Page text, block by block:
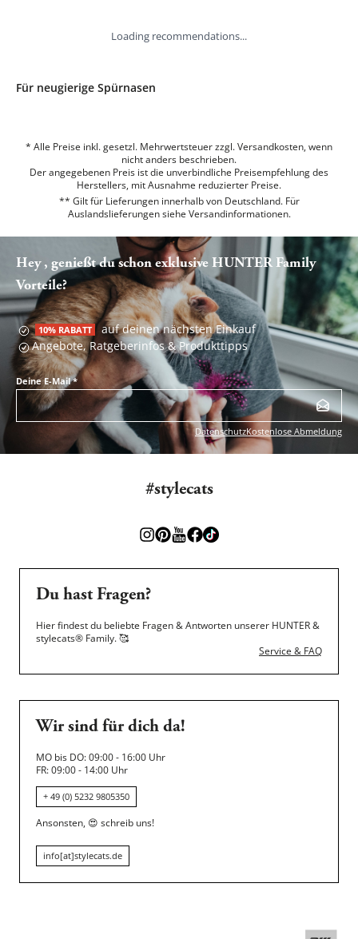
Loading recommendations...
Für neugierige Spürnasen
* Alle Preise inkl. gesetzl. Mehrwertsteuer zzgl. Versandkosten, wenn
nicht anders beschrieben.
Der angegebenen Preis ist die unverbindliche Preisempfehlung des
Herstellers, mit Ausnahme reduzierter Preise.
** Gilt für Lieferungen innerhalb von Deutschland. Für
Auslandslieferungen siehe Versandinformationen.
Hey , genießt du schon exklusive HUNTER Family
Vorteile?
10% RABATT auf deinen nächsten Einkauf
Angebote, Ratgeberinfos & Produkttipps
Deine E-Mail*
DatenschutzKostenlose Abmeldung
#stylecats
Du hast Fragen?
Hier findest du beliebte Fragen & Antworten unserer HUNTER &
stylecats® Family.🥰
Service & FAQ
Wir sind für dich da!
MO bis DO: 09:00 - 16:00 Uhr
FR: 09:00 - 14:00 Uhr
+ 49 (0) 5232 9805350
Ansonsten, 😍 schreib uns!
info[at]stylecats.de